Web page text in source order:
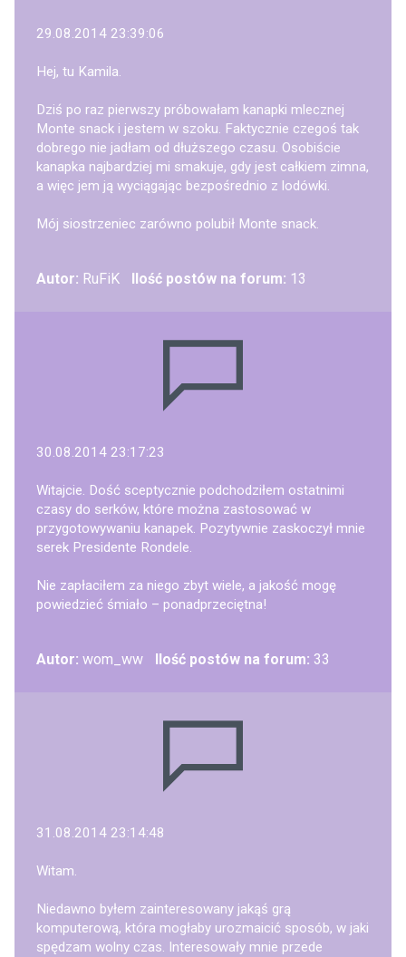
29.08.2014 23:39:06
Hej, tu Kamila.
Dziś po raz pierwszy próbowałam kanapki mlecznej
Monte snack i jestem w szoku. Faktycznie czegoś tak
dobrego nie jadłam od dłuższego czasu. Osobiście
kanapka najbardziej mi smakuje, gdy jest całkiem zimna,
a więc jem ją wyciągając bezpośrednio z lodówki.
Mój siostrzeniec zarówno polubił Monte snack.
Autor: RuFiK Ilość postów na forum: 13
30.08.2014 23:17:23
Witajcie. Dość sceptycznie podchodziłem ostatnimi
czasy do serków, które można zastosować w
przygotowywaniu kanapek. Pozytywnie zaskoczył mnie
serek Presidente Rondele.
Nie zapłaciłem za niego zbyt wiele, a jakość mogę
powiedzieć śmiało – ponadprzeciętna!
Autor: wom_ww Ilość postów na forum: 33
31.08.2014 23:14:48
Witam.
Niedawno byłem zainteresowany jakąś grą
komputerową, która mogłaby urozmaicić sposób, w jaki
spędzam wolny czas. Interesowały mnie przede